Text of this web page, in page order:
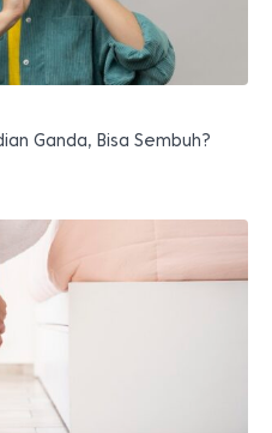
Ganda, Bisa Sembuh?